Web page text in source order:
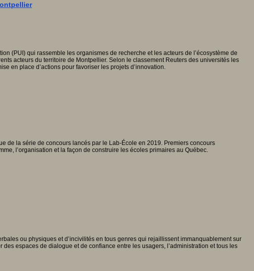
(PUI) qui rassemble les organismes de recherche et les acteurs de l’écosystème de
acteurs du territoire de Montpellier. Selon le classement Reuters des universités les
en place d’actions pour favoriser les projets d’innovation.
de la série de concours lancés par le Lab-École en 2019. Premiers concours
l’organisation et la façon de construire les écoles primaires au Québec.
ou physiques et d’incivilités en tous genres qui rejaillissent immanquablement sur
espaces de dialogue et de confiance entre les usagers, l’administration et tous les